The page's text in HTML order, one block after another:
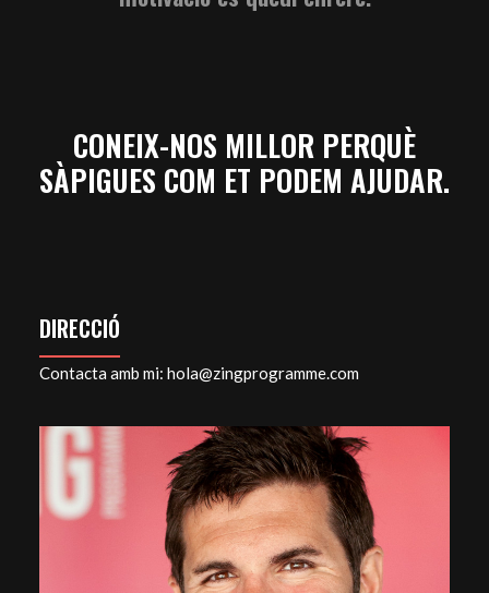
CONEIX-NOS MILLOR PERQUÈ
SÀPIGUES COM ET PODEM AJUDAR.
DIRECCIÓ
Contacta amb mi: hola@zingprogramme.com